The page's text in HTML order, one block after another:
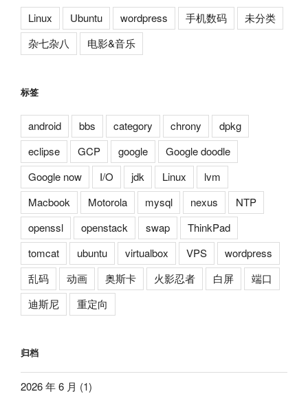
Linux Ubuntu wordpress 手机数码
未分类
杂七杂八
电影&音乐
标签
android bbs category chrony
dpkg
eclipse
GCP google
Google doodle
Google now
I/O jdk Linux
lvm
Macbook
Motorola mysql nexus
NTP
openssl
openstack swap
ThinkPad
tomcat
ubuntu virtualbox VPS
wordpress
乱码
动画 奥斯卡 火影忍者 白屏
端口
迪斯尼
重定向
归档
2026 年 6 月 (1)